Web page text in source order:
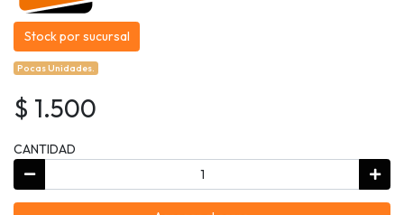
Stock por sucursal
Pocas Unidades.
$ 1.500
CANTIDAD